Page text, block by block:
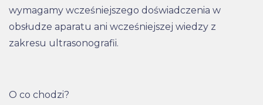
wymagamy wcześniejszego doświadczenia w
obsłudze aparatu ani wcześniejszej wiedzy z
zakresu ultrasonografii.
O co chodzi?